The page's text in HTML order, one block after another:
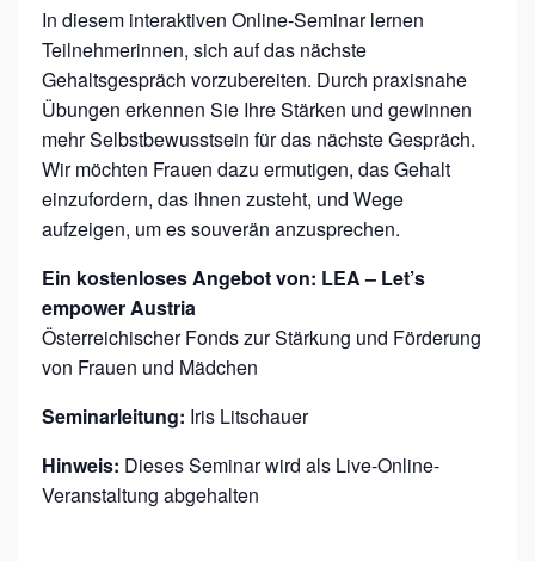
T
!
“
–
G
E
H
A
L
T
S
V
R
H
In diesem interaktiven Online-Seminar lernen
Teilnehmerinnen, sich auf das nächste
Gehaltsgespräch vorzubereiten. Durch praxisnahe
Übungen erkennen Sie Ihre Stärken und gewinnen
mehr Selbstbewusstsein für das nächste Gespräch.
Wir möchten Frauen dazu ermutigen, das Gehalt
einzufordern, das ihnen zusteht, und Wege
aufzeigen, um es souverän anzusprechen.
Ein kostenloses Angebot von: LEA – Let’s
empower Austria
Österreichischer Fonds zur Stärkung und Förderung
von Frauen und Mädchen
Seminarleitung: Iris Litschauer
Hinweis: Dieses Seminar wird als Live-Online-
Veranstaltung abgehalten